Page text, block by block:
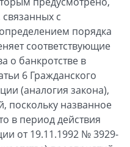
с
порядка
соответствующие
о банкротстве в
6 Гражданского
(аналогия закона),
поскольку названное
в период действия
от 19.11.1992 № 3929-